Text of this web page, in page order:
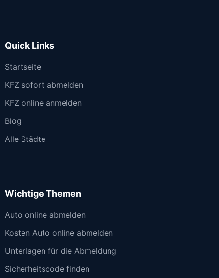
Quick Links
Startseite
KFZ sofort abmelden
KFZ online anmelden
Blog
Alle Städte
Wichtige Themen
Auto online abmelden
Kosten Auto online abmelden
Unterlagen für die Abmeldung
Sicherheitscode finden